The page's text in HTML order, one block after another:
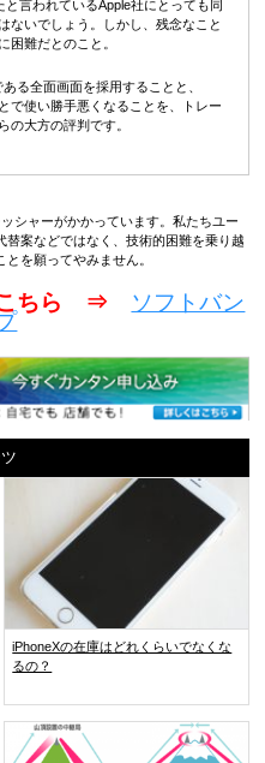
言われているApple社にとっても同
ないでしょう。しかし、残念なこと
困難だとのこと。
る全面画面を採用することと、
で使い勝手悪くなることを、トレー
の大方の評判です。
シャーがかかっています。私たちユー
案などではなく、技術的困難を乗り越
を願ってやみません。
こちら ⇒ ソフトバン
iPhoneXの在庫はどれくらいでなくな
るの？